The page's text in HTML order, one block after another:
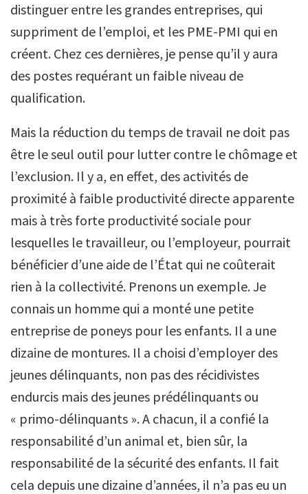
distinguer entre les grandes entreprises, qui
suppriment de l’emploi, et les PME-PMI qui en
créent. Chez ces dernières, je pense qu’il y aura
des postes requérant un faible niveau de
qualification.
Mais la réduction du temps de travail ne doit pas
être le seul outil pour lutter contre le chômage et
l’exclusion. Il y a, en effet, des activités de
proximité à faible productivité directe apparente
mais à très forte productivité sociale pour
lesquelles le travailleur, ou l’employeur, pourrait
bénéficier d’une aide de l’État qui ne coûterait
rien à la collectivité. Prenons un exemple. Je
connais un homme qui a monté une petite
entreprise de poneys pour les enfants. Il a une
dizaine de montures. Il a choisi d’employer des
jeunes délinquants, non pas des récidivistes
endurcis mais des jeunes prédélinquants ou
« primo-délinquants ». A chacun, il a confié la
responsabilité d’un animal et, bien sûr, la
responsabilité de la sécurité des enfants. Il fait
cela depuis une dizaine d’années, il n’a pas eu un